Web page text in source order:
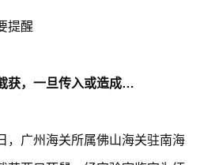
获，一旦传入或造成…
，广州海关所属佛山海关驻南海